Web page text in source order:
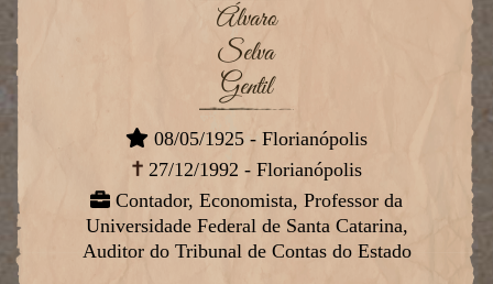
Álvaro
Selva
Gentil
08/05/1925 - Florianópolis
27/12/1992 - Florianópolis
Contador, Economista, Professor da
Universidade Federal de Santa Catarina,
Auditor do Tribunal de Contas do Estado